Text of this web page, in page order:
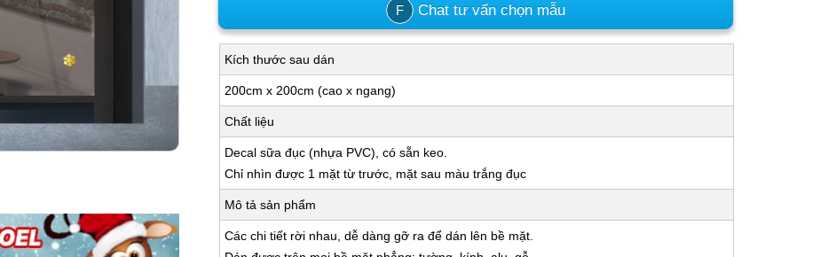
F Chat tư vấn chọn mẫu
Kích thước sau dán
200cm x 200cm (cao x ngang)
Chất liệu
Decal sữa đục (nhựa PVC), có sẵn keo.
Chỉ nhìn được 1 mặt từ trước, mặt sau màu trắng đục
Mô tả sản phẩm
Các chi tiết rời nhau, dễ dàng gỡ ra để dán lên bề mặt.